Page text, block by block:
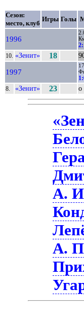
Сезон:
место, клуб
Игры Голы
1996
10. «Зенит» 18
1997
8. «Зенит» 23 о
А.
А.